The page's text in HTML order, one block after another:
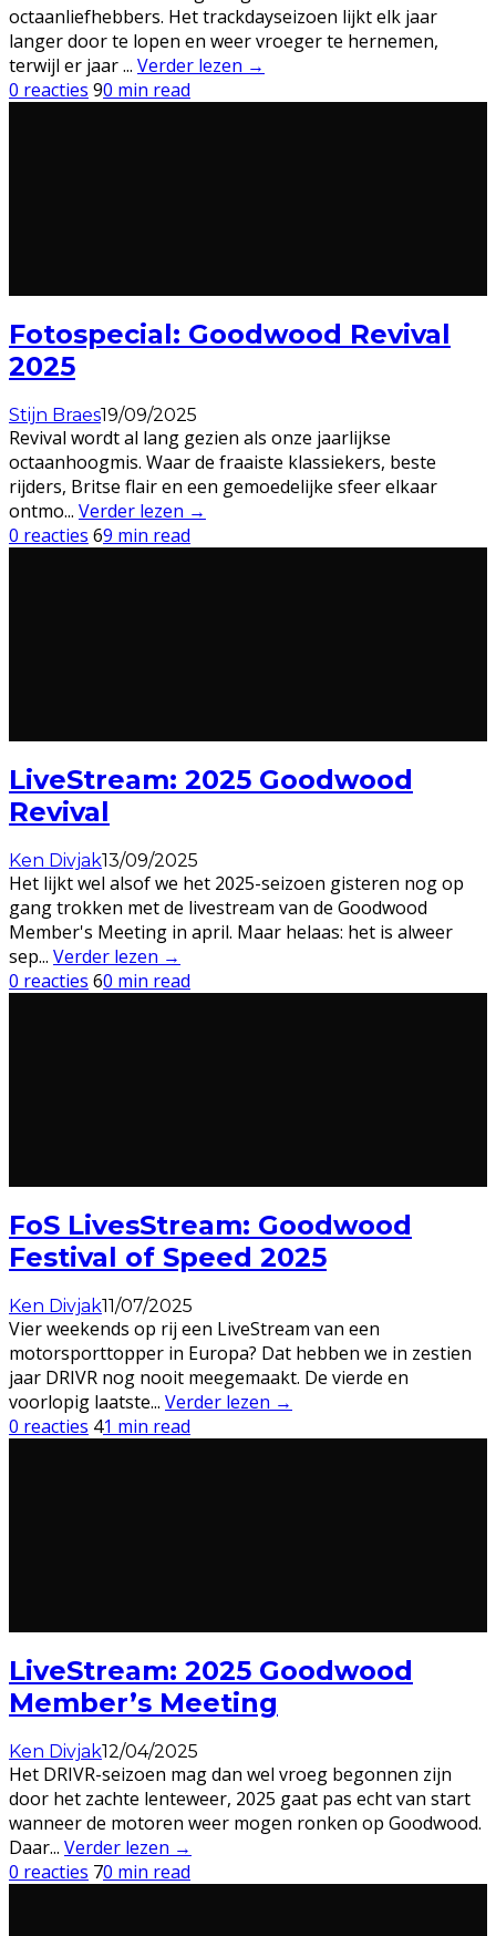
octaanliefhebbers. Het trackdayseizoen lijkt elk jaar
langer door te lopen en weer vroeger te hernemen,
terwijl er jaar... Verder lezen →
0 reacties 90 min read
Fotospecial: Goodwood Revival
2025
Stijn Braes19/09/2025
Revival wordt al lang gezien als onze jaarlijkse
octaanhoogmis. Waar de fraaiste klassiekers, beste
rijders, Britse flair en een gemoedelijke sfeer elkaar
ontmo... Verder lezen →
0 reacties 69 min read
LiveStream: 2025 Goodwood
Revival
Ken Divjak13/09/2025
Het lijkt wel alsof we het 2025-seizoen gisteren nog op
gang trokken met de livestream van de Goodwood
Member's Meeting in april. Maar helaas: het is alweer
sep... Verder lezen →
0 reacties 60 min read
FoS LivesStream: Goodwood
Festival of Speed 2025
Ken Divjak11/07/2025
Vier weekends op rij een LiveStream van een
motorsporttopper in Europa? Dat hebben we in zestien
jaar DRIVR nog nooit meegemaakt. De vierde en
voorlopig laatste... Verder lezen →
0 reacties 41 min read
LiveStream: 2025 Goodwood
Member’s Meeting
Ken Divjak12/04/2025
Het DRIVR-seizoen mag dan wel vroeg begonnen zijn
door het zachte lenteweer, 2025 gaat pas echt van start
wanneer de motoren weer mogen ronken op Goodwood.
Daar... Verder lezen →
0 reacties 70 min read